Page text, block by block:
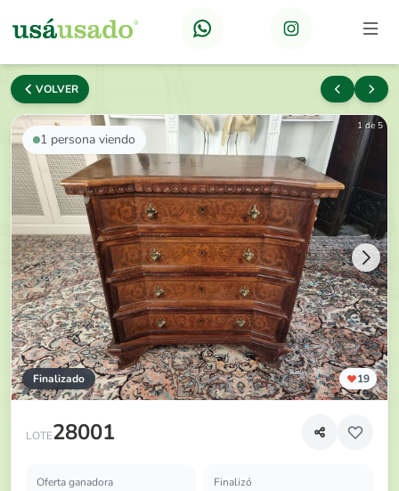
VOLVER
1 persona viendo
Finalizado 19
1 de 5
LOTE28001
*Cómoda estilo inglés de madera con 4 cajones (detalles
Oferta ganadora Finalizó